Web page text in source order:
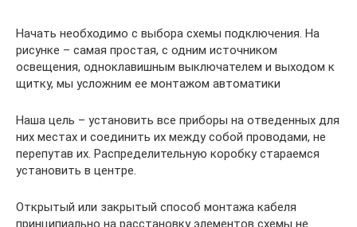
Начать необходимо с выбора схемы подключения. На
рисунке – самая простая, с одним источником
освещения, одноклавишным выключателем и выходом к
щитку, мы усложним ее монтажом автоматики
Наша цель – установить все приборы на отведенных для
них местах и соединить их между собой проводами, не
перепутав их. Распределительную коробку стараемся
установить в центре.
Открытый или закрытый способ монтажа кабеля
принципиально на расстановку элементов схемы не